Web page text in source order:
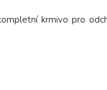
krmivo pro